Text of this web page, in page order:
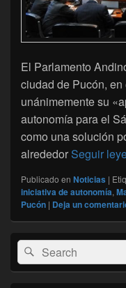
El Parlamento
ciudad de Pucón,
unánimemente su
autonomía para el
como una solución
alrededor Seguir
Publicado en Noticias |
iniciativa de autonomía,
Pucón | Deja un
área
de
widget
Buscar
por:
Buscar